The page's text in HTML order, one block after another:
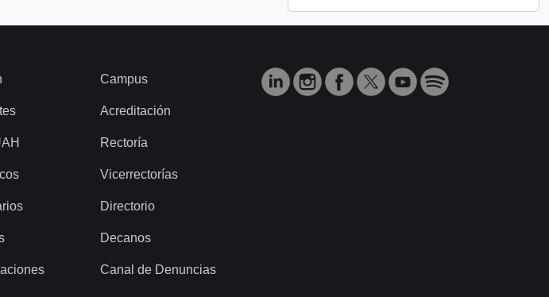
Campus
Acreditación
Rectoría
Vicerrectorías
Directorio
Decanos
Canal de Denuncias